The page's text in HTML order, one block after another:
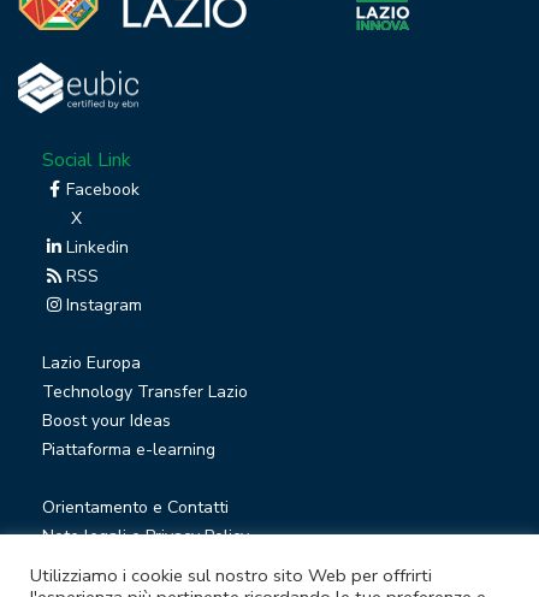
Social Link
Facebook
X
Linkedin
RSS
Instagram
Lazio Europa
Technology Transfer Lazio
Boost your Ideas
Piattaforma e-learning
Orientamento e Contatti
Note legali e Privacy Policy
Privacy Newsletter
Utilizziamo i cookie sul nostro sito Web per offrirti